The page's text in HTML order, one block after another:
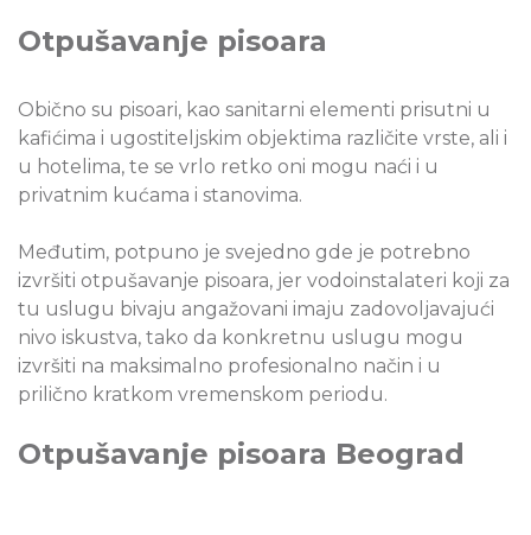
Otpušavanje pisoara
Obično su pisoari, kao sanitarni elementi prisutni u
kafićima i ugostiteljskim objektima različite vrste, ali i
u hotelima, te se vrlo retko oni mogu naći i u
privatnim kućama i stanovima.
Međutim, potpuno je svejedno gde je potrebno
izvršiti otpušavanje pisoara, jer vodoinstalateri koji za
tu uslugu bivaju angažovani imaju zadovoljavajući
nivo iskustva, tako da konkretnu uslugu mogu
izvršiti na maksimalno profesionalno način i u
prilično kratkom vremenskom periodu.
Otpušavanje pisoara Beograd